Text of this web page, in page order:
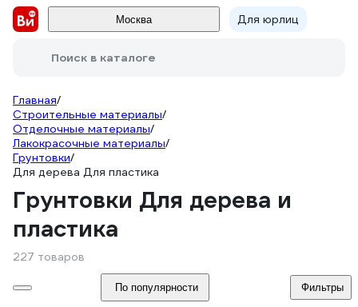
Москва Для юрлиц
Поиск в каталоге
Главная/
Строительные материалы/
Отделочные материалы/
Лакокрасочные материалы/
Грунтовки/
Для дерева Для пластика
Грунтовки Для дерева и
пластика
227 товаров
По популярности Фильтры